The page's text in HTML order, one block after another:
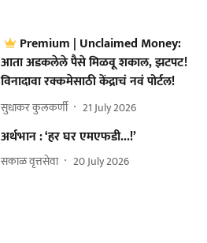
Premium | Unclaimed Money:
आता अडकलेले पैसे मिळवू शकाल, झटपट!
विनादावा रक्कमेसाठी केंद्राचं नवं पोर्टल!
सुधाकर कुलकर्णी 21 July 2026
अर्थभान : ‘हर घर एमएफडी...!’
सकाळ वृत्तसेवा 20 July 2026